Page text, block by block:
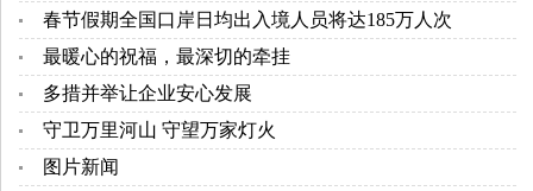
春节假期全国口岸日均出入境人员将达185万人次
最暖心的祝福，最深切的牵挂
多措并举让企业安心发展
守卫万里河山 守望万家灯火
图片新闻